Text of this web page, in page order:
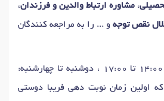
، مشاوره ارتباط والدین و فرزندان،
نقص توجه و ... را به مراجعه کنندگان
روزهای حضور یکشنبه: 14:00 تا 17:00 ، دوشنبه تا چهارشنبه:
17:00 است که اولین زمان نوبت دهی فریبا دوستی